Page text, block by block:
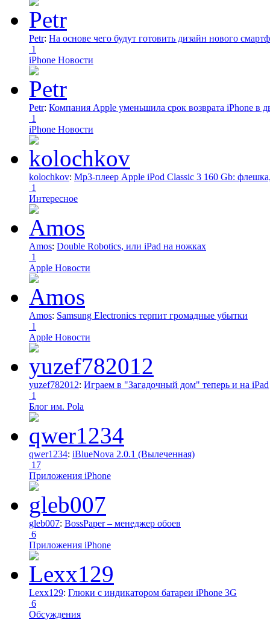
Petr: На основе чего будут готовить дизайн нового
1
iPhone Новости
Petr: Компания Apple уменьшила срок возврата iPhone в
1
iPhone Новости
kolochkov: Mp3-плеер Apple iPod Classic 3 160 Gb:
1
Интересное
Amos: Double Robotics, или iPad на ножках
1
Apple Новости
Amos: Samsung Electronics терпит громадные убытки
1
Apple Новости
yuzef782012: Играем в "Загадочный дом" теперь и на iPad
1
Блог им. Pola
qwer1234: iBlueNova 2.0.1 (Вылеченная)
17
Приложения iPhone
gleb007: BossPaper – менеджер обоев
6
Приложения iPhone
Lexx129: Глюки с индикатором батареи iPhone 3G
6
Обсуждения